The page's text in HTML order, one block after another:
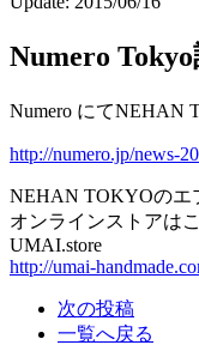
Numero
Numero にてNEHAN
http://numero.jp/news-
NEHAN TOKYOのエ
オンラインストアは
UMAI.store
http://umai-
次の投稿
一覧へ戻る